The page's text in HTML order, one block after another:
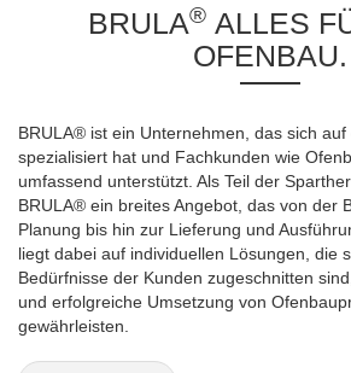
BRULA® ALLES
OFENBAU.
BRULA® ist ein Unternehmen, das sich
spezialisiert hat und Fachkunden wie
umfassend unterstützt. Als Teil der
BRULA® ein breites Angebot, das von der
Planung bis hin zur Lieferung und
liegt dabei auf individuellen Lösungen, die
Bedürfnisse der Kunden zugeschnitten
und erfolgreiche Umsetzung von
gewährleisten.